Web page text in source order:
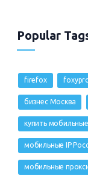
Popular
firefox
бизнес Москва
купить
мобильные IP
мобильные